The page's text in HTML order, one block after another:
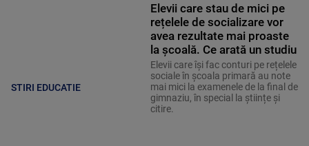
STIRI EDUCATIE
Elevii care stau de mici pe
rețelele de socializare vor
avea rezultate mai proaste
la școală. Ce arată un studiu
Elevii care îşi fac conturi pe rețelele
sociale în școala primară au note
mai mici la examenele de la final de
gimnaziu, în special la științe și
citire.